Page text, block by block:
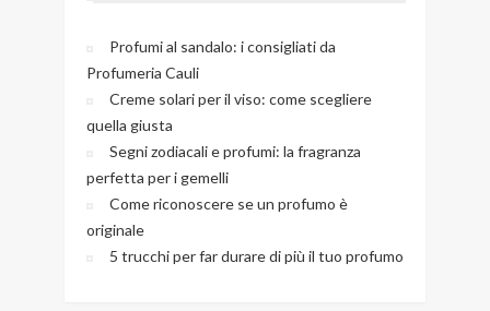
Profumi al sandalo: i consigliati da
Profumeria Cauli
Creme solari per il viso: come scegliere
quella giusta
Segni zodiacali e profumi: la fragranza
perfetta per i gemelli
Come riconoscere se un profumo è
originale
5 trucchi per far durare di più il tuo profumo